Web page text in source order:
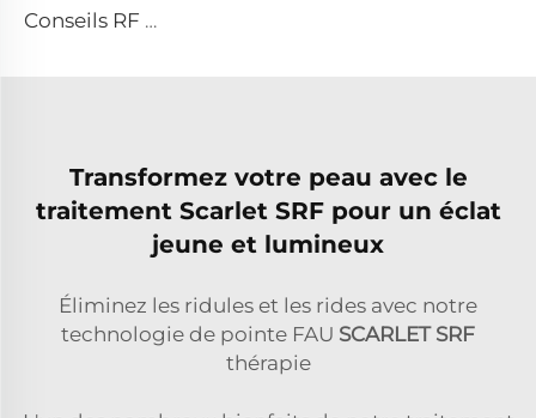
Conseils RF pixel8
Transformez votre peau avec le
traitement Scarlet SRF pour un éclat
jeune et lumineux
Éliminez les ridules et les rides avec notre
technologie de pointe FAU SCARLET SRF
thérapie